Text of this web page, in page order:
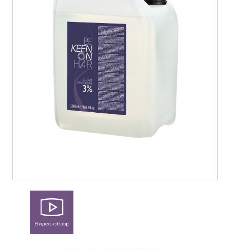
Видео-обзор